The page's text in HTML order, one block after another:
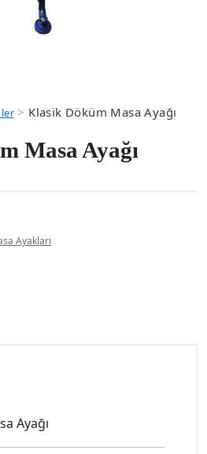
> Klasik Döküm Masa Ayağı
Masa Ayağı
Ayakları
Ayağı